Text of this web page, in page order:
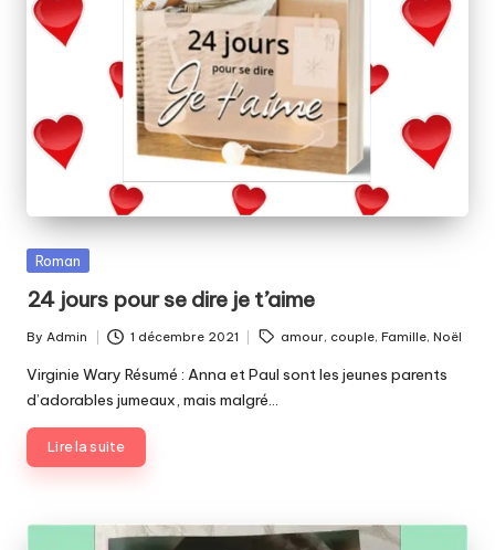
Posted
Roman
24 jours pour se dire je t’aime
Posted
by
By Admin 1 décembre 2021
Tags: amour, couple,Famille,Noël
Virginie Wary Résumé : Anna et Paul sont les jeunes parents
d’adorables jumeaux, mais malgré…
Lire la suite